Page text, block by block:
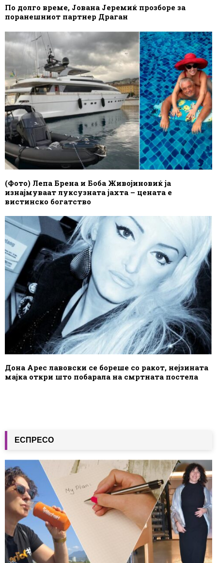
По долго време, Јована Јеремиќ прозборе за
поранешниот партнер Драган
(Фото) Лепа Брена и Боба Живојиновиќ ја
изнајмуваат луксузната јахта – цената е
вистинско богатство
Дона Арес лавовски се бореше со ракот, нејзината
мајка откри што побарала на смртната постела
ЕСПРЕСО